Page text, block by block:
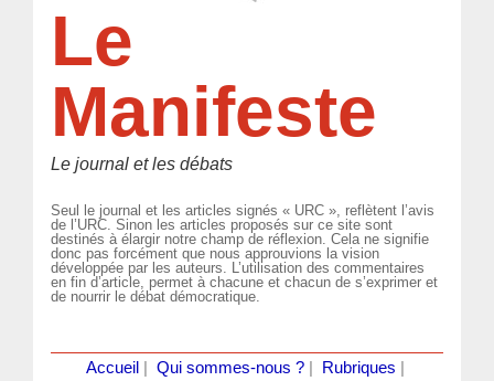
Le
Manifeste
Le journal et les débats
Seul le journal et les articles signés « URC », reflètent l’avis
de l’URC. Sinon les articles proposés sur ce site sont
destinés à élargir notre champ de réflexion. Cela ne signifie
donc pas forcément que nous approuvions la vision
développée par les auteurs. L’utilisation des commentaires
en fin d’article, permet à chacune et chacun de s’exprimer et
de nourrir le débat démocratique.
Accueil Qui sommes-nous ?| Rubriques